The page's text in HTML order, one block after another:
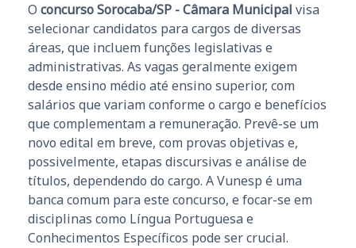
O concurso Sorocaba/SP - Câmara Municipal visa
selecionar candidatos para cargos de diversas
áreas, que incluem funções legislativas e
administrativas. As vagas geralmente exigem
desde ensino médio até ensino superior, com
salários que variam conforme o cargo e benefícios
que complementam a remuneração. Prevê-se um
novo edital em breve, com provas objetivas e,
possivelmente, etapas discursivas e análise de
títulos, dependendo do cargo. A Vunesp é uma
banca comum para este concurso, e focar-se em
disciplinas como Língua Portuguesa e
Conhecimentos Específicos pode ser crucial.